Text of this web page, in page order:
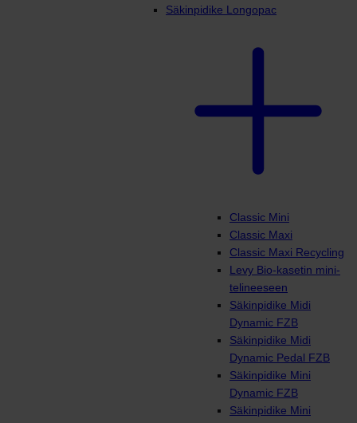
Säkinpidike Longopac
Classic Mini
Classic Maxi
Classic Maxi Recycling
Levy Bio-kasetin mini-
telineeseen
Säkinpidike Midi
Dynamic FZB
Säkinpidike Midi
Dynamic Pedal FZB
Säkinpidike Mini
Dynamic FZB
Säkinpidike Mini